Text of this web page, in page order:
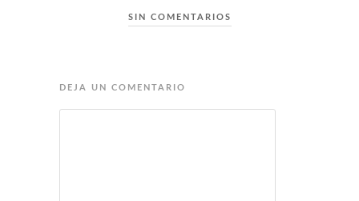
SIN COMENTARIOS
DEJA UN COMENTARIO